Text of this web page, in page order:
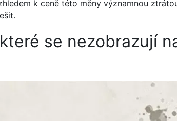
k ceně této měny významnou
se nezobrazují